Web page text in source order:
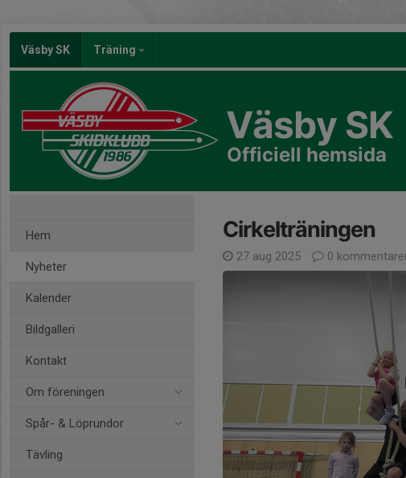
Väsby SK Träning
Väsby SK
Officiell hemsida
Hem
Nyheter
Kalender
Bildgalleri
Kontakt
Om föreningen
Spår- & Löprundor
Tävling
Cirkelträningen
27 aug 2025 0